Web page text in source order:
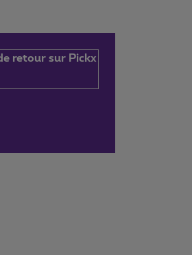
retour sur Pickx